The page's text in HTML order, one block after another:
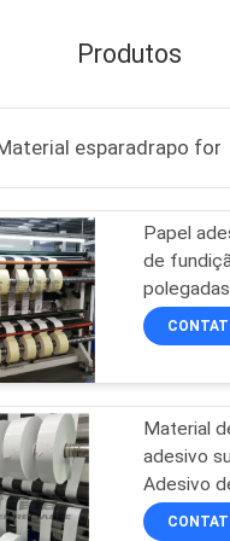
Produtos
esparadrapo
Papel
de
Folha de
brilhante
Material
adesivo
Adesivo
aderência